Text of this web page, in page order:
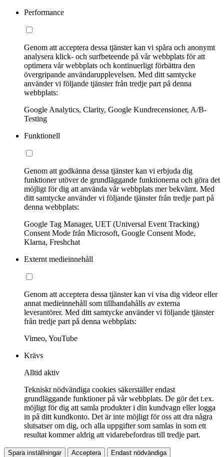
Performance
Genom att acceptera dessa tjänster kan vi spåra och anonymt
analysera klick- och surfbeteende på vår webbplats för att
optimera vår webbplats och kontinuerligt förbättra den
övergripande användarupplevelsen. Med ditt samtycke
använder vi följande tjänster från tredje part på denna
webbplats:
Google Analytics, Clarity, Google Kundrecensioner, A/B-
Testing
Funktionell
Genom att godkänna dessa tjänster kan vi erbjuda dig
funktioner utöver de grundläggande funktionerna och göra det
möjligt för dig att använda vår webbplats mer bekvämt. Med
ditt samtycke använder vi följande tjänster från tredje part på
denna webbplats:
Google Tag Manager, UET (Universal Event Tracking)
Consent Mode från Microsoft, Google Consent Mode,
Klarna, Freshchat
Externt medieinnehåll
Genom att acceptera dessa tjänster kan vi visa dig videor eller
annat medieinnehåll som tillhandahålls av externa
leverantörer. Med ditt samtycke använder vi följande tjänster
från tredje part på denna webbplats:
Vimeo, YouTube
Krävs
Alltid aktiv
Tekniskt nödvändiga cookies säkerställer endast
grundläggande funktioner på vår webbplats. De gör det t.ex.
möjligt för dig att samla produkter i din kundvagn eller logga
in på ditt kundkonto. Det är inte möjligt för oss att dra några
slutsatser om dig, och alla uppgifter som samlas in som ett
resultat kommer aldrig att vidarebefordras till tredje part.
Spara inställningar Acceptera Endast nödvändiga